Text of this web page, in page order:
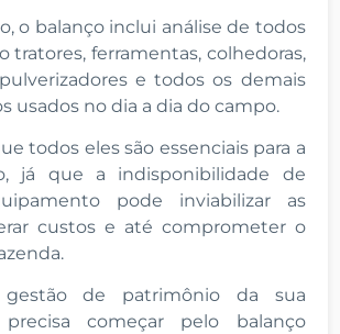
o balanço inclui análise de todos
tratores, ferramentas, colhedoras,
e todos os demais
usados no dia a dia do campo.
todos eles são essenciais para a
já que a indisponibilidade de
pode inviabilizar as
custos e até comprometer o
de patrimônio da sua
precisa começar pelo balanço